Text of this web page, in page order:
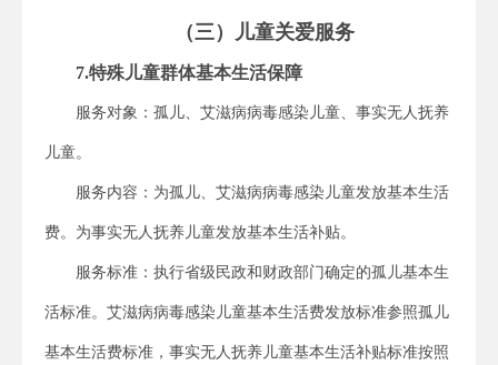
（三）儿童关爱服务
7.特殊儿童群体基本生活保障
服务对象：孤儿、艾滋病病毒感染儿童、事实无人抚养
儿童。
服务内容：为孤儿、艾滋病病毒感染儿童发放基本生活
费。为事实无人抚养儿童发放基本生活补贴。
服务标准：执行省级民政和财政部门确定的孤儿基本生
活标准。艾滋病病毒感染儿童基本生活费发放标准参照孤儿
基本生活费标准，事实无人抚养儿童基本生活补贴标准按照